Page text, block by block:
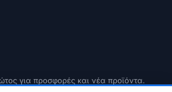
για προσφορές και νέα προϊόντα.